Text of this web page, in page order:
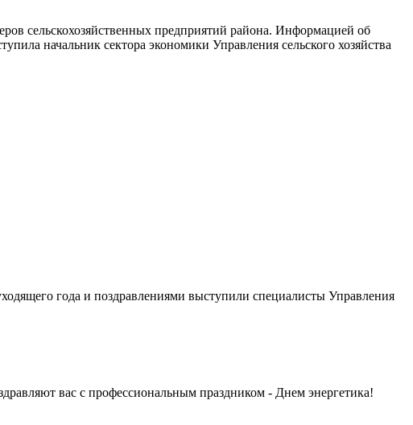
сельскохозяйственных предприятий района. Информацией об
начальник сектора экономики Управления сельского хозяйства
года и поздравлениями выступили специалисты Управления
вас с профессиональным праздником - Днем энергетика!